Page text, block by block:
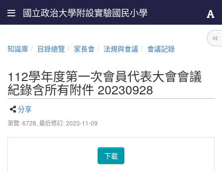
國立政治大學附設實驗國民小學
知識庫 目錄總覽 家長會 法規與會議 會議記錄
112學年度第一次會員代表大會會議
紀錄含所有附件 20230928
分享
瀏覽: 6728, 最近修訂: 2023-11-09
下載